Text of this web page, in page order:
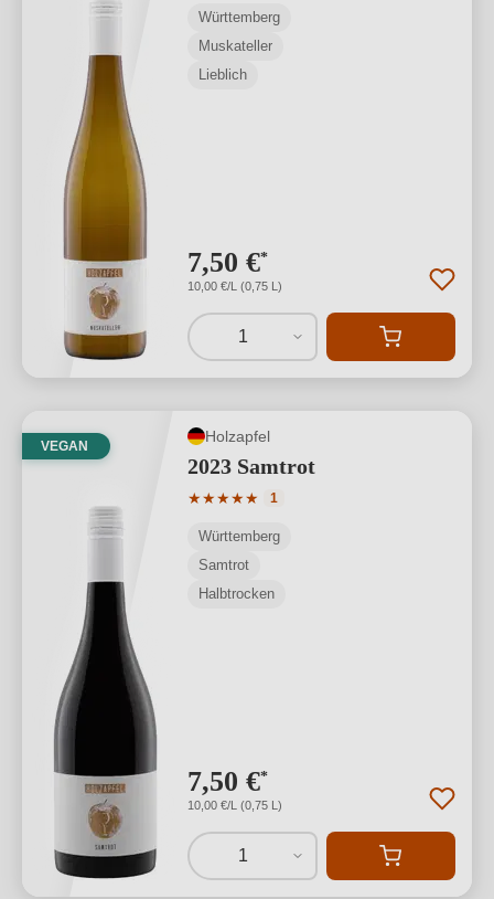
Württemberg
Muskateller
Lieblich
7,50 €*
10,00 €/L (0,75 L)
1
VEGAN
Holzapfel
2023 Samtrot
★★★★★
Durchschnittliche Bewertung von 5
1
Württemberg
Samtrot
Halbtrocken
7,50 €*
10,00 €/L (0,75 L)
1